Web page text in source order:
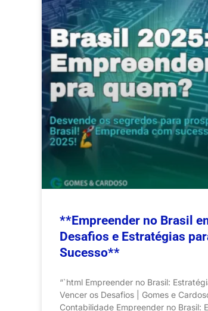
**Empreender no Brasil
Desafios e Estratégias
Sucesso**
“`html Empreender no Brasil:
Vencer os Desafios | Gomes e
Contabilidade Empreender no Brasil: